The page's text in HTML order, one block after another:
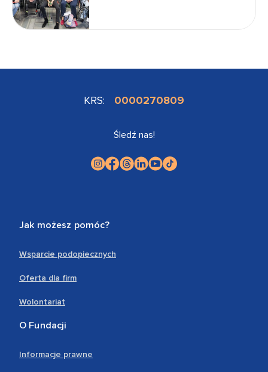
KRS: 0000270809
Śledź nas!
Jak możesz pomóc?
Wsparcie podopiecznych
Oferta dla firm
Wolontariat
O Fundacji
Informacje prawne